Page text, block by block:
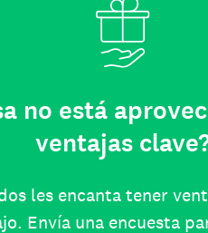
no está
ventajas
les encanta tener
Envía una encuesta